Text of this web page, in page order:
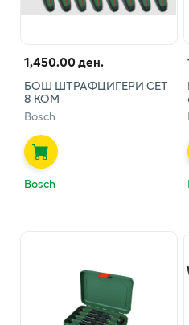
1,450.00 ден.
БОШ ШТРАФЦИГЕРИ СЕТ
8 КОМ
Bosch
Bosch